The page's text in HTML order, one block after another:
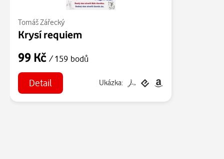
Tomáš Zářecký
Krysí requiem
99 Kč / 159 bodů
Detail Ukázka: